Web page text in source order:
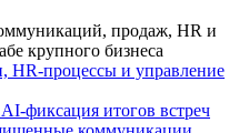
продаж, HR и
крупного бизнеса
HR-процессы и управление
фиксация итогов встреч